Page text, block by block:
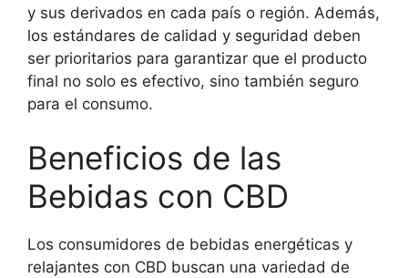
y sus derivados en cada país o región. Además,
los estándares de calidad y seguridad deben
ser prioritarios para garantizar que el producto
final no solo es efectivo, sino también seguro
para el consumo.
Beneficios de las
Bebidas con CBD
Los consumidores de bebidas energéticas y
relajantes con CBD buscan una variedad de